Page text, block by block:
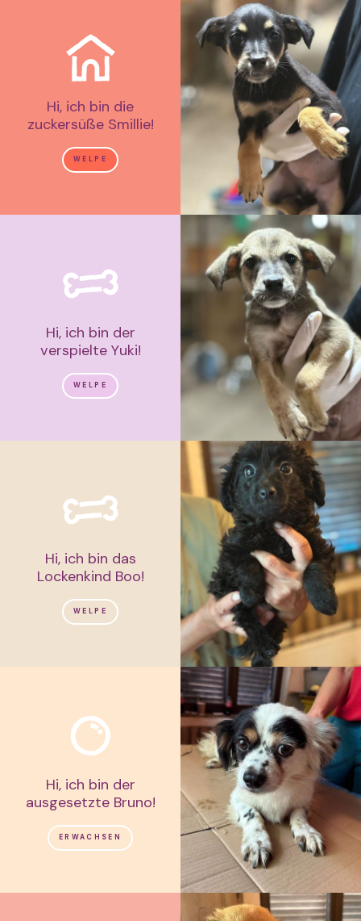
Hi, ich bin die
zuckersüße Smillie!
WELPE
Hi, ich bin der
verspielte Yuki!
WELPE
Hi, ich bin das
Lockenkind Boo!
WELPE
Hi, ich bin der
ausgesetzte Bruno!
ERWACHSEN